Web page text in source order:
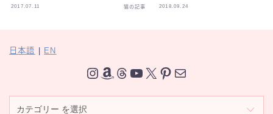
2017.07.11 猫の記事 2018.09.24
日本語 EN
InstagramAmazon Threads YouTube X Pinterest メール